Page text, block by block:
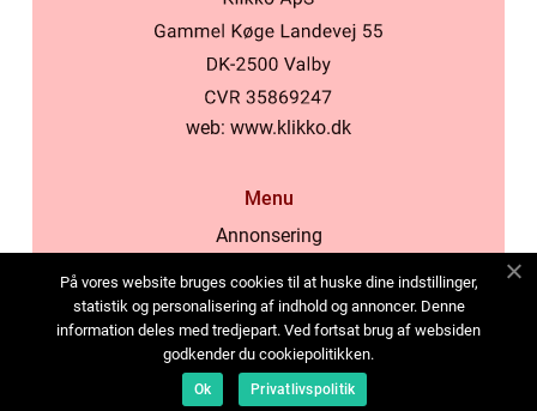
web: www.klikko.dk
Menu
Annonsering
Cookies
Kontakta oss
Sitemap
På vores website bruges cookies til at huske dine indstillinger,
statistik og personalisering af indhold og annoncer. Denne
information deles med tredjepart. Ved fortsat brug af websiden
godkender du cookiepolitikken.
Ok Privatlivspolitik